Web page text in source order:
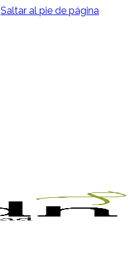
Saltar al pie de página